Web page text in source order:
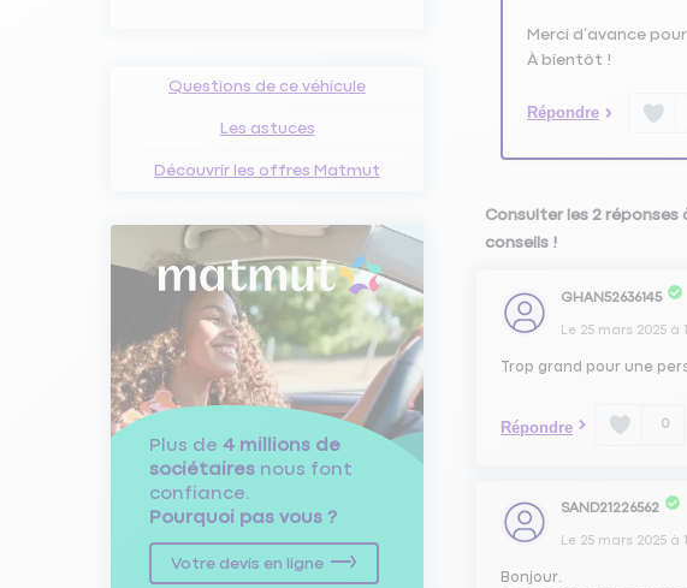
Questions de ce véhicule
Les astuces
Découvrir les offres Matmut
Plus de 4 millions de
sociétaires nous font
confiance.
Pourquoi pas vous ?
Votre devis en ligne
Merci d’avance
À bientôt !
Répondre
Consulter les 2
conseils !
GHAN52636145
Le 25 mars 2025 à
Trop grand pour une
Répondre 0
SAND21226562
Le 25 mars 2025 à
Bonjour.